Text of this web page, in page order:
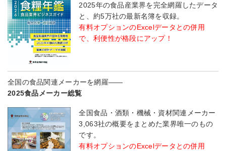
2025年の食品産業界を完全網羅したデータ
と、約5万社の最新名簿を収録。
有料オプションのExcelデータとの併用
で、利便性が格段にアップ！
全国の食品関連メーカーを網羅――
2025食品メーカー総覧
全国食品・酒類・機械・資材関連メーカー
3,063社の概要をまとめた業界唯一のもの
です。
有料オプションのExcelデータとの併用